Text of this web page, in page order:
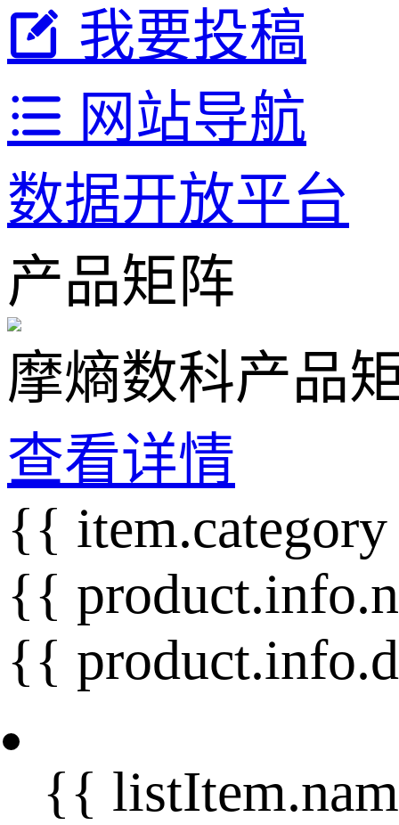
我要投稿
网站导航
数据开放平台
产品矩阵
摩熵数科产品
查看详情
{{
{{
{{
{{